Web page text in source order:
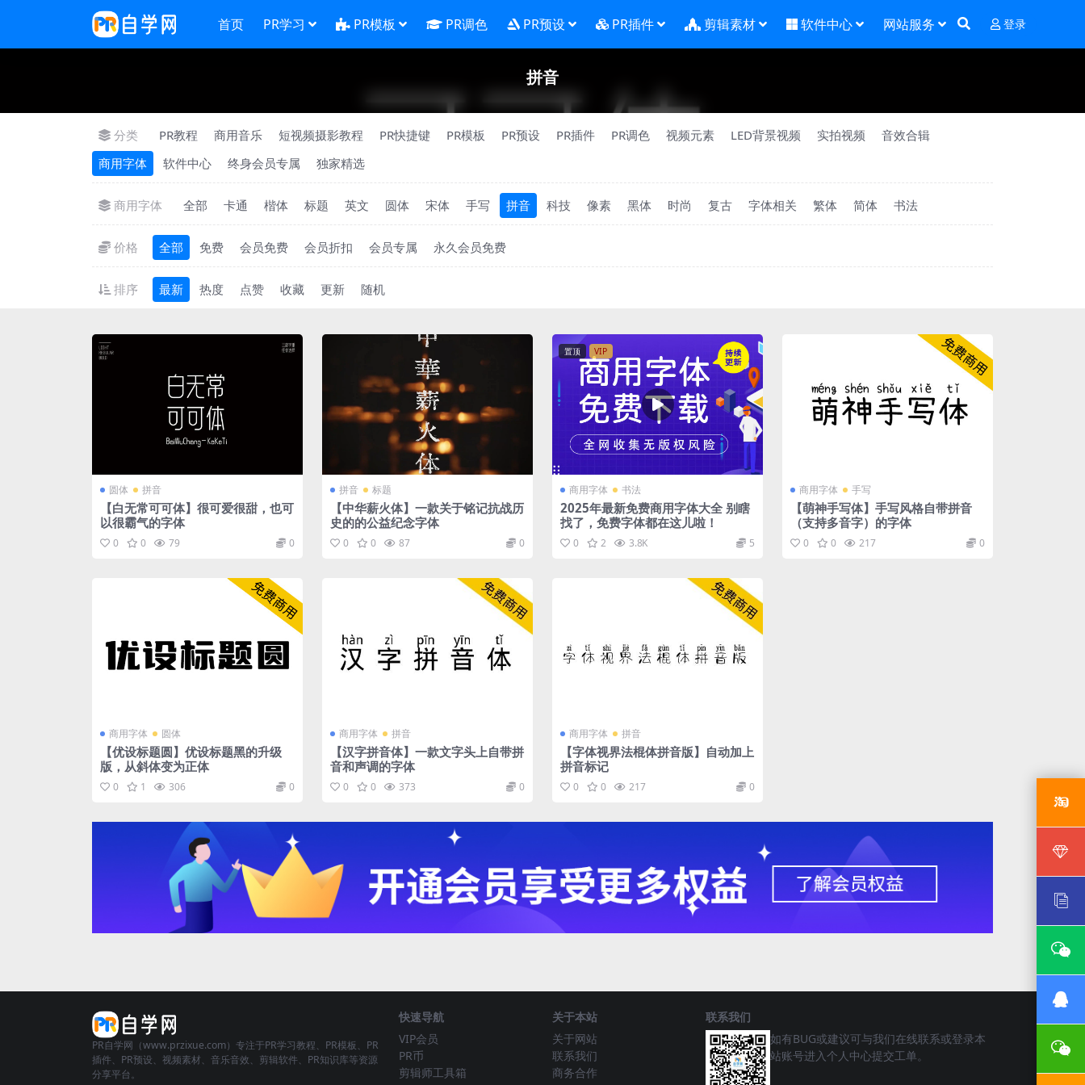
首页 PR学习 PR模板 PR调色 PR预设 PR插件 剪辑素材 软件中心 网站服务 登录
拼音
分类 PR教程 商用音乐 短视频摄影教程 PR快捷键 PR模板 PR预设 PR插件 PR调色 视频元素 LED背景视频 实拍视频
音效合辑
商用字体
软件中心 终身会员专属 独家精选
商用字体 全部 卡通 楷体 标题 英文 圆体 宋体 手写 拼音 科技 像素 黑体 时尚 复古 字体相关 繁体 简体 书法
价格 全部 免费 会员免费 会员折扣 会员专属 永久会员免费
排序 最新 热度 点赞 收藏 更新 随机
圆体 拼音
【白无常可可体】很可爱很甜，也可
以很霸气的字体
0 0 79 0
拼音 标题
【中华薪火体】一款关于铭记抗战历
史的的公益纪念字体
0 0 87 0
置顶 VIP
商用字体 书法
2025年最新免费商用字体大全 别瞎
找了，免费字体都在这儿啦！
0 2 3.8K 5
商用字体 手写
【萌神手写体】手写风格自带拼音
（支持多音字）的字体
0 0 217 0
商用字体 圆体
【优设标题圆】优设标题黑的升级
版，从斜体变为正体
0 1 306 0
商用字体 拼音
【汉字拼音体】一款文字头上自带拼
音和声调的字体
0 0 373 0
商用字体 拼音
【字体视界法棍体拼音版】自动加上
拼音标记
0 0 217 0
PR自学网（www.przixue.com）专注于PR学习教程、PR模板、PR
插件、PR预设、视频素材、音乐音效、剪辑软件、PR知识库等资源
分享平台。
快速导航
VIP会员
PR币
剪辑师工具箱
关于本站
关于网站
联系我们
商务合作
联系我们
如有BUG或建议可与我们在线联系或登录本
站账号进入个人中心提交工单。